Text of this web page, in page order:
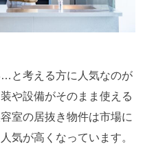
と考える方に人気なのが
や設備がそのまま使える
室の居抜き物件は市場に
気が高くなっています。